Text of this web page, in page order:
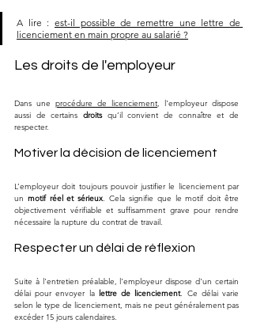
A lire : est-il possible de remettre une lettre de
licenciement en main propre au salarié ?
Les droits de l'employeur
Dans une procédure de licenciement, l'employeur dispose
aussi de certains droits qu’il convient de connaître et de
respecter.
Motiver la décision de licenciement
L’employeur doit toujours pouvoir justifier le licenciement par
un motif réel et sérieux. Cela signifie que le motif doit être
objectivement vérifiable et suffisamment grave pour rendre
nécessaire la rupture du contrat de travail.
Respecter un délai de réflexion
Suite à l'entretien préalable, l'employeur dispose d'un certain
délai pour envoyer la lettre de licenciement. Ce délai varie
selon le type de licenciement, mais ne peut généralement pas
excéder 15 jours calendaires.